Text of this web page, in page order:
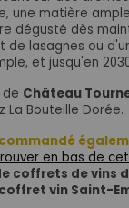
une matière
dégusté dès
de lasagnes ou
et jusqu'en
de Château
La Bouteille Dorée.
en bas de
coffrets de vins
coffret vin Saint-